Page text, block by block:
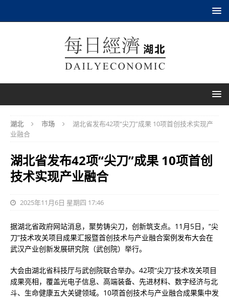
湖北 市场
湖北省发布42项“尖刀”成果 10项首创技术实现产
业融合
湖北省发布42项“尖刀”成果 10项首创
技术实现产业融合
2025年11月6日 星期四 17:46
据湖北省政府网站消息，聚势铸尖刀，创新筑支点。11月5日，“尖
刀”技术攻关项目成果汇报暨首创技术与产业融合案例发布大会在
武汉产业创新发展研究院（武创院）举行。
大会由湖北省科技厅与武创院联合举办。42项“尖刀”技术攻关项目
成果亮相，覆盖光电子信息、高端装备、先进材料、数字经济与北
斗、生命健康五大关键领域。10项首创技术与产业融合成果集中发